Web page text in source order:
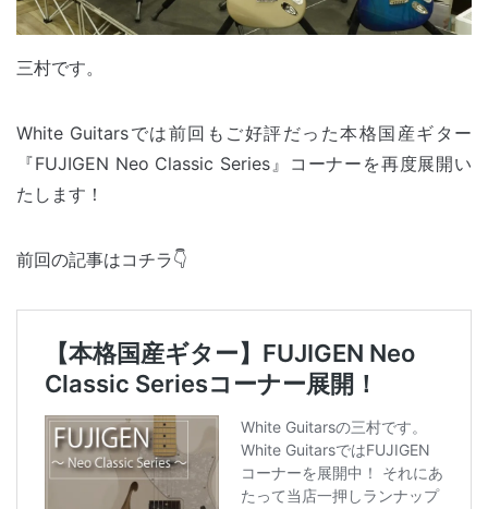
三村です。
White Guitarsでは前回もご好評だった本格国産ギター
『FUJIGEN Neo Classic Series』コーナーを再度展開い
たします！
前回の記事はコチラ👇